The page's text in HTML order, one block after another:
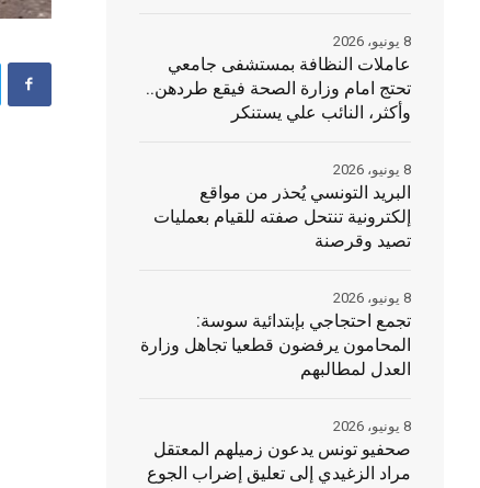
عاملات النظافة بمستشفى جامعي
تحتج امام وزارة الصحة فيقع طردهن..
وأكثر، النائب علي يستنكر
8 يونيو، 2026
البريد التونسي يُحذر من مواقع
إلكترونية تنتحل صفته للقيام بعمليات
تصيد وقرصنة
8 يونيو، 2026
تجمع احتجاجي بإبتدائية سوسة:
المحامون يرفضون قطعيا تجاهل وزارة
العدل لمطالبهم
8 يونيو، 2026
صحفيو تونس يدعون زميلهم المعتقل
مراد الزغيدي إلى تعليق إضراب الجوع
8 يونيو، 2026